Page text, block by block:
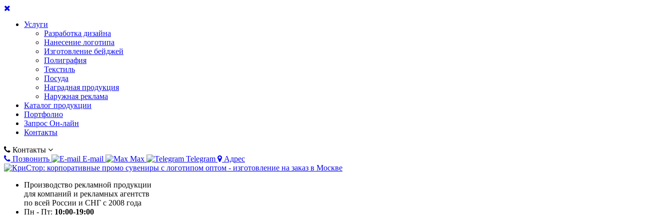
Услуги
Разработка дизайна
Нанесение логотипа
Изготовление бейджей
Полиграфия
Текстиль
Посуда
Наградная продукция
Наружная реклама
Каталог продукции
Портфолио
Запрос Он-лайн
Контакты
Контакты
Позвонить
E-mail Max Telegram Адрес
Производство рекламной продукции
для компаний и рекламных агентств
по всей России и СНГ с 2008 года
Пн - Пт: 10:00-19:00